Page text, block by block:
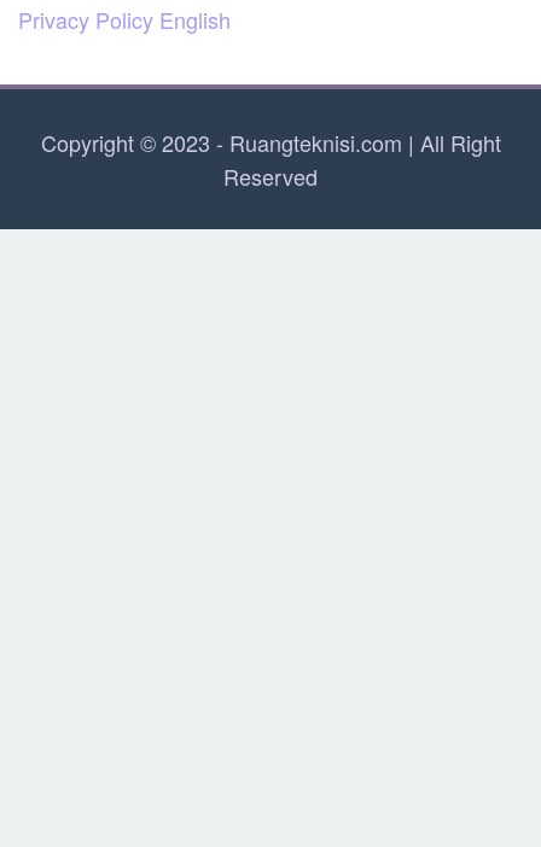
Privacy Policy English
Copyright © 2023 - Ruangteknisi.com | All Right
Reserved